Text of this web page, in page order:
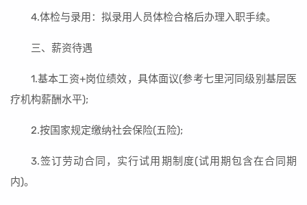
4.体检与录用：拟录用人员体检合格后办理入职手续。
三、薪资待遇
1.基本工资+岗位绩效，具体面议(参考七里河同级别基层医
疗机构薪酬水平);
2.按国家规定缴纳社会保险(五险);
3.签订劳动合同，实行试用期制度(试用期包含在合同期
内)。